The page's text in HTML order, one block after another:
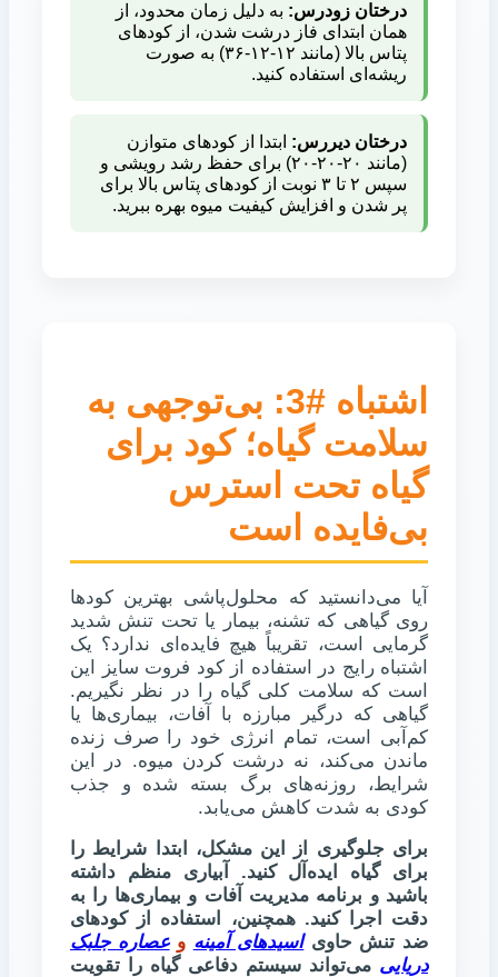
درختان زودرس:به دلیل زمان محدود، از
همان ابتدای فاز درشت شدن، از کودهای
پتاس بالا (مانند ۱۲-۱۲-۳۶) به صورت
ریشه‌ای استفاده کنید.
درختان دیررس:ابتدا از کودهای متوازن
(مانند ۲۰-۲۰-۲۰) برای حفظ رشد رویشی و
سپس ۲ تا ۳ نوبت از کودهای پتاس بالا برای
پر شدن و افزایش کیفیت میوه بهره ببرید.
اشتباه #3: بی‌توجهی به
سلامت گیاه؛ کود برای
گیاه تحت استرس
بی‌فایده است
آیا می‌دانستید که محلول‌پاشی بهترین کودها
روی گیاهی که تشنه، بیمار یا تحت تنش شدید
گرمایی است، تقریباً هیچ فایده‌ای ندارد؟ یک
اشتباه رایج در استفاده از کود فروت سایز این
است که سلامت کلی گیاه را در نظر نگیریم.
گیاهی که درگیر مبارزه با آفات، بیماری‌ها یا
کم‌آبی است، تمام انرژی خود را صرف زنده
ماندن می‌کند، نه درشت کردن میوه. در این
شرایط، روزنه‌های برگ بسته شده و جذب
کودی به شدت کاهش می‌یابد.
برای جلوگیری از این مشکل، ابتدا شرایط را
برای گیاه ایده‌آل کنید. آبیاری منظم داشته
باشید و برنامه مدیریت آفات و بیماری‌ها را به
دقت اجرا کنید. همچنین، استفاده از کودهای
ضد تنش حاویاسیدهای آمینه و عصاره جلبک
دریاییمی‌تواند سیستم دفاعی گیاه را تقویت